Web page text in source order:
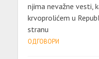
njima nevažne vesti,
krvoprolićem u
stranu
ОДГОВОРИ